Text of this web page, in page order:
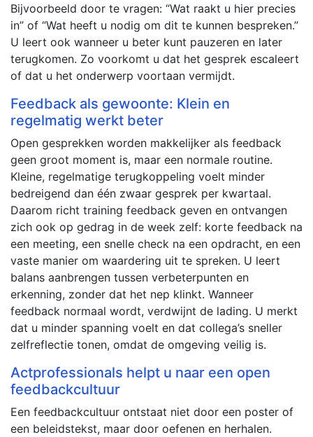
Bijvoorbeeld door te vragen: “Wat raakt u hier precies
in” of “Wat heeft u nodig om dit te kunnen bespreken.”
U leert ook wanneer u beter kunt pauzeren en later
terugkomen. Zo voorkomt u dat het gesprek escaleert
of dat u het onderwerp voortaan vermijdt.
Feedback als gewoonte: Klein en
regelmatig werkt beter
Open gesprekken worden makkelijker als feedback
geen groot moment is, maar een normale routine.
Kleine, regelmatige terugkoppeling voelt minder
bedreigend dan één zwaar gesprek per kwartaal.
Daarom richt training feedback geven en ontvangen
zich ook op gedrag in de week zelf: korte feedback na
een meeting, een snelle check na een opdracht, en een
vaste manier om waardering uit te spreken. U leert
balans aanbrengen tussen verbeterpunten en
erkenning, zonder dat het nep klinkt. Wanneer
feedback normaal wordt, verdwijnt de lading. U merkt
dat u minder spanning voelt en dat collega’s sneller
zelfreflectie tonen, omdat de omgeving veilig is.
Actprofessionals helpt u naar een open
feedbackcultuur
Een feedbackcultuur ontstaat niet door een poster of
een beleidstekst, maar door oefenen en herhalen.